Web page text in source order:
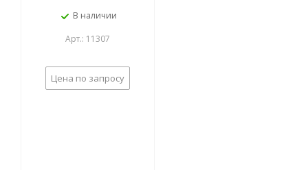
В наличии
Арт.: 11307
Цена по запросу